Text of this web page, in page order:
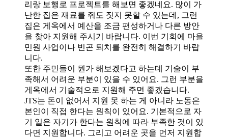
리랑 보행로 프로젝트를 해보면 좋겠네요. 많이 가
난한 집은 재료를 줘도 짓지 못할 수 있는데, 그런
집은 게옥에서 예산을 조금 편성하거나 다른 방안
을 찾아 지원해 주시기 바랍니다. 이번 기회에 마을
민원 사업이나 빈곤 퇴치를 완전히 해결하기 바랍
니다.
또한 주민들이 뭔가 해보겠다고 하는데 기술이 부
족해서 어려운 부분이 있을 수 있어요. 그런 부분을
게옥에서 기술적으로 지원해 주면 좋겠습니다.
JTS는 돈이 없어서 지원 못 하는 게 아니라 노동은
본인이 직접 한다는 원칙이 있어요. 기본적으로 자
기 일은 자기가 한다는 원칙에 따라 부족한 것이 있
다면 지원합니다. 그리고 어려운 곳을 먼저 지원합